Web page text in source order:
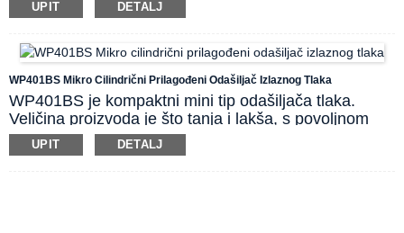
jednostavan je za korištenje i fleksibilan za ugradnju
automatizacije procesa.
UPIT DETALJ
WP401BS Mikro Cilindrični Prilagođeni Odašiljač Izlaznog Tlaka
WP401BS je kompaktni mini tip odašiljača tlaka.
Veličina proizvoda je što tanja i lakša, s povoljnom
cijenom i kućištem od nehrđajućeg čelika. M12
konektor za zrakoplovnu žicu koristi se za spajanje
UPIT DETALJ